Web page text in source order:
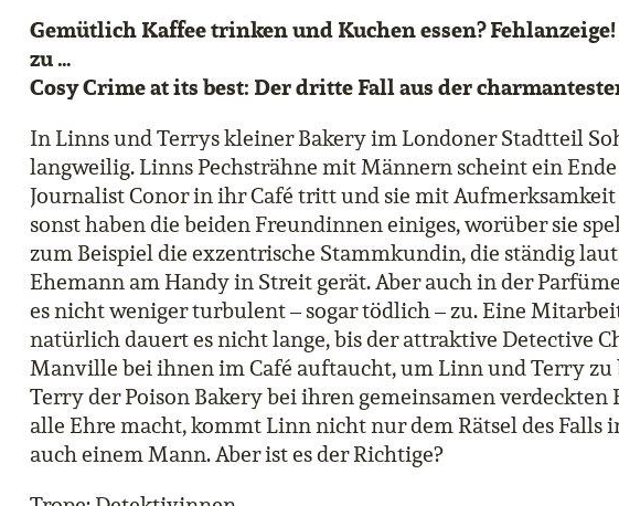
Gemütlich Kaffee trinken und Kuchen essen?
zu …
Cosy Crime at its best: Der dritte Fall aus der
In Linns und Terrys kleiner Bakery im Londoner Stadtteil
langweilig. Linns Pechsträhne mit Männern scheint ein Ende
Journalist Conor in ihr Café tritt und sie mit
sonst haben die beiden Freundinnen einiges, worüber sie
zum Beispiel die exzentrische Stammkundin, die ständig
Ehemann am Handy in Streit gerät. Aber auch in der
es nicht weniger turbulent – sogar tödlich – zu. Eine
natürlich dauert es nicht lange, bis der attraktive Detective
Manville bei ihnen im Café auftaucht, um Linn und Terry zu
Terry der Poison Bakery bei ihren gemeinsamen
alle Ehre macht, kommt Linn nicht nur dem Rätsel des Falls
auch einem Mann. Aber ist es der Richtige?